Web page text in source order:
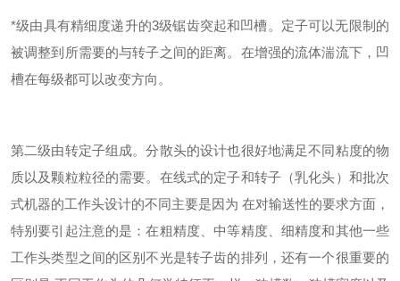
*级由具有精细度递升的3级锯齿突起和凹槽。定子可以无限制的
被调整到所需要的与转子之间的距离。在增强的流体湍流下，凹
槽在每级都可以改变方向。
第二级由转定子组成。分散头的设计也很好地满足不同粘度的物
质以及颗粒粒径的需要。在线式的定子和转子（乳化头）和批次
式机器的工作头设计的不同主要是因为 在对输送性的要求方面，
特别要引起注意的是：在粗精度、中等精度、细精度和其他一些
工作头类型之间的区别不光是转子齿的排列，还有一个很重要的